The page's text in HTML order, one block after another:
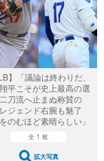
ァッション
写真
政治
】「議論は終わりだ、
平こそが史上最高の選
刀流へ止まぬ称賛の
ジェンド右腕も魅了
をのむほど素晴らしい」
全 1 枚
拡大写真